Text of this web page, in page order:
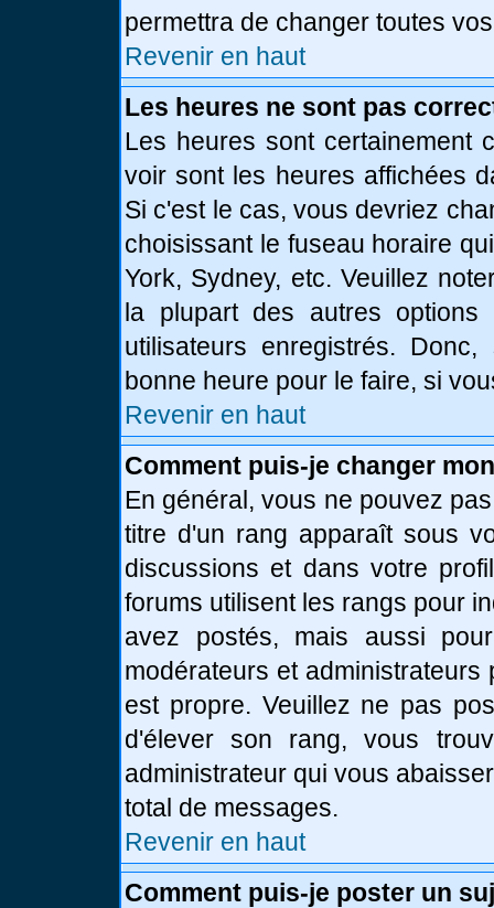
permettra de changer toutes
Revenir en haut
Les heures ne sont pas
Les heures sont certainement
voir sont les heures affichées
Si c'est le cas, vous devriez
choisissant le fuseau horaire
York, Sydney, etc. Veuillez
la plupart des autres
utilisateurs enregistrés.
bonne heure pour le faire, si
Revenir en haut
Comment puis-je changer
En général, vous ne pouvez
titre d'un rang apparaît sous
discussions et dans votre
forums utilisent les rangs pour
avez postés, mais aussi
modérateurs et
est propre. Veuillez ne pas
d'élever son rang, vous
administrateur qui vous
total de messages.
Revenir en haut
Comment puis-je poster un